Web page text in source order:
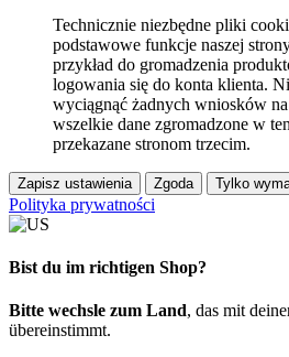
Technicznie niezbędne pliki
podstawowe funkcje naszej
przykład do gromadzenia
logowania się do konta klienta.
wyciągnąć żadnych wniosków
wszelkie dane zgromadzone w
przekazane stronom trzecim.
Zapisz ustawienia Zgoda Tylko
Polityka prywatności
Bist du im richtigen Shop?
Bitte wechsle zum Land, das mit
übereinstimmt.